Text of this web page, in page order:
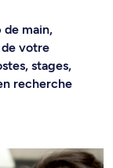
de main,
de votre
stages,
recherche